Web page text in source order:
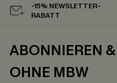
-15% NEWSLETTER-
RABATT
ABONNIEREN
OHNE MBW